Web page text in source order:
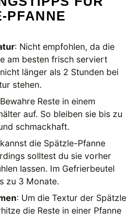
PFANNE
: Nicht empfohlen, da die
am besten frisch serviert
länger als 2 Stunden bei
stehen.
Reste in einem
auf. So bleiben sie bis zu
schmackhaft.
die Spätzle-Pfanne
solltest du sie vorher
lassen. Im Gefrierbeutel
zu 3 Monate.
: Um die Textur der Spätzle
die Reste in einer Pfanne